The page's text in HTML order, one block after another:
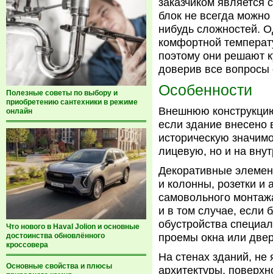
Полезные советы по выбору и
приобретению сантехники в режиме
онлайн
Что нового в Haval Jolion и основные
достоинства обновлённого
кроссовера
Основные свойства и плюсы
заказчиком
блок не всегда
нибудь сложностей.
комфортной
поэтому они решают
доверив все вопросы
Особенности
Внешнюю
если здание внесено
историческую
лицевую, но и на
Декоративные
и колонны, розетки
самовольного
и в том случае, если
обустройства
проемы окна или
На стенах зданий,
архитектуры,